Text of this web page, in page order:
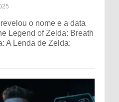
o nome e a data
Legend of Zelda: Breath
A Lenda de Zelda: